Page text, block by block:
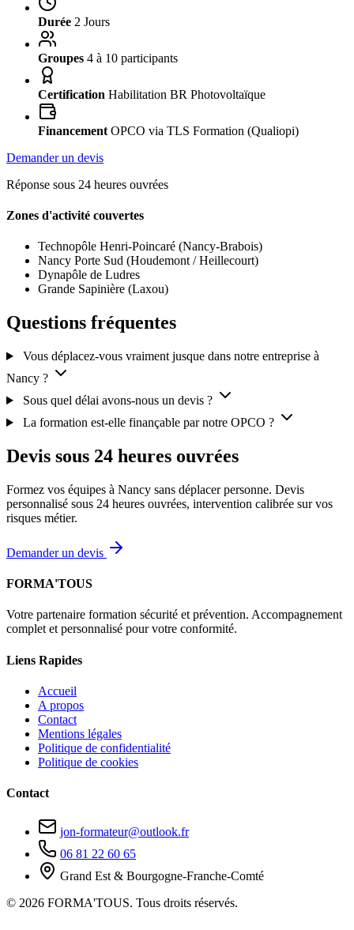
Durée 2 Jours
Groupes 4 à 10 participants
Certification Habilitation BR Photovoltaïque
Financement OPCO via TLS Formation (Qualiopi)
Demander un devis
Réponse sous 24 heures ouvrées
Zones d'activité couvertes
Technopôle Henri-Poincaré (Nancy-Brabois)
Nancy Porte Sud (Houdemont / Heillecourt)
Dynapôle de Ludres
Grande Sapinière (Laxou)
Questions fréquentes
Vous déplacez-vous vraiment jusque dans notre entreprise à
Nancy ?
Sous quel délai avons-nous un devis ?
La formation est-elle finançable par notre OPCO ?
Devis sous 24 heures ouvrées
Formez vos équipes à Nancy sans déplacer personne. Devis
personnalisé sous 24 heures ouvrées, intervention calibrée sur vos
risques métier.
Demander un devis
FORMA'TOUS
Votre partenaire formation sécurité et prévention. Accompagnement
complet et personnalisé pour votre conformité.
Liens Rapides
Accueil
A propos
Contact
Mentions légales
Politique de confidentialité
Politique de cookies
Contact
jon-formateur@outlook.fr
06 81 22 60 65
Grand Est & Bourgogne-Franche-Comté
© 2026 FORMA'TOUS. Tous droits réservés.